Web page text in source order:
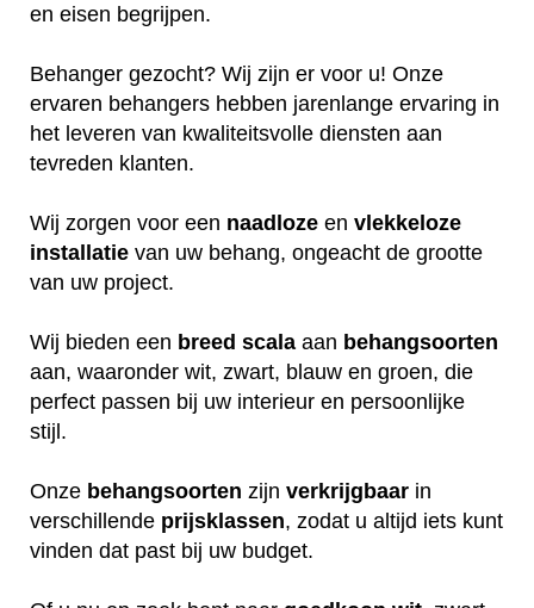
en eisen begrijpen.
Behanger gezocht? Wij zijn er voor u! Onze
ervaren behangers hebben jarenlange ervaring in
het leveren van kwaliteitsvolle diensten aan
tevreden klanten.
Wij zorgen voor een naadloze en vlekkeloze
installatie van uw behang, ongeacht de grootte
van uw project.
Wij bieden een breed scala aan behangsoorten
aan, waaronder wit, zwart, blauw en groen, die
perfect passen bij uw interieur en persoonlijke
stijl.
Onze behangsoorten zijn verkrijgbaar in
verschillende prijsklassen, zodat u altijd iets kunt
vinden dat past bij uw budget.